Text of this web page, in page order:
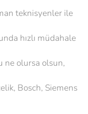
teknisyenler ile
hızlı müdahale
ne olursa olsun,
Bosch, Siemens